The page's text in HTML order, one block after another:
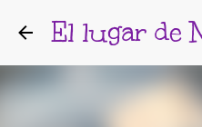
El lugar de